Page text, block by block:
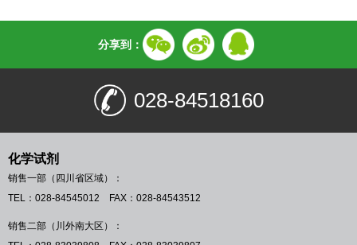
分享到：
028-84518160
化学试剂
销售一部（四川省区域）：
TEL：028-84545012 FAX：028-84543512
销售二部（川外南大区）：